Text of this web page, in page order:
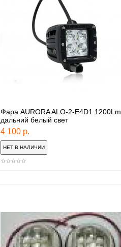
Фара AURORA ALO-2-E4D1 1200Lm
дальний белый свет
4 100 р.